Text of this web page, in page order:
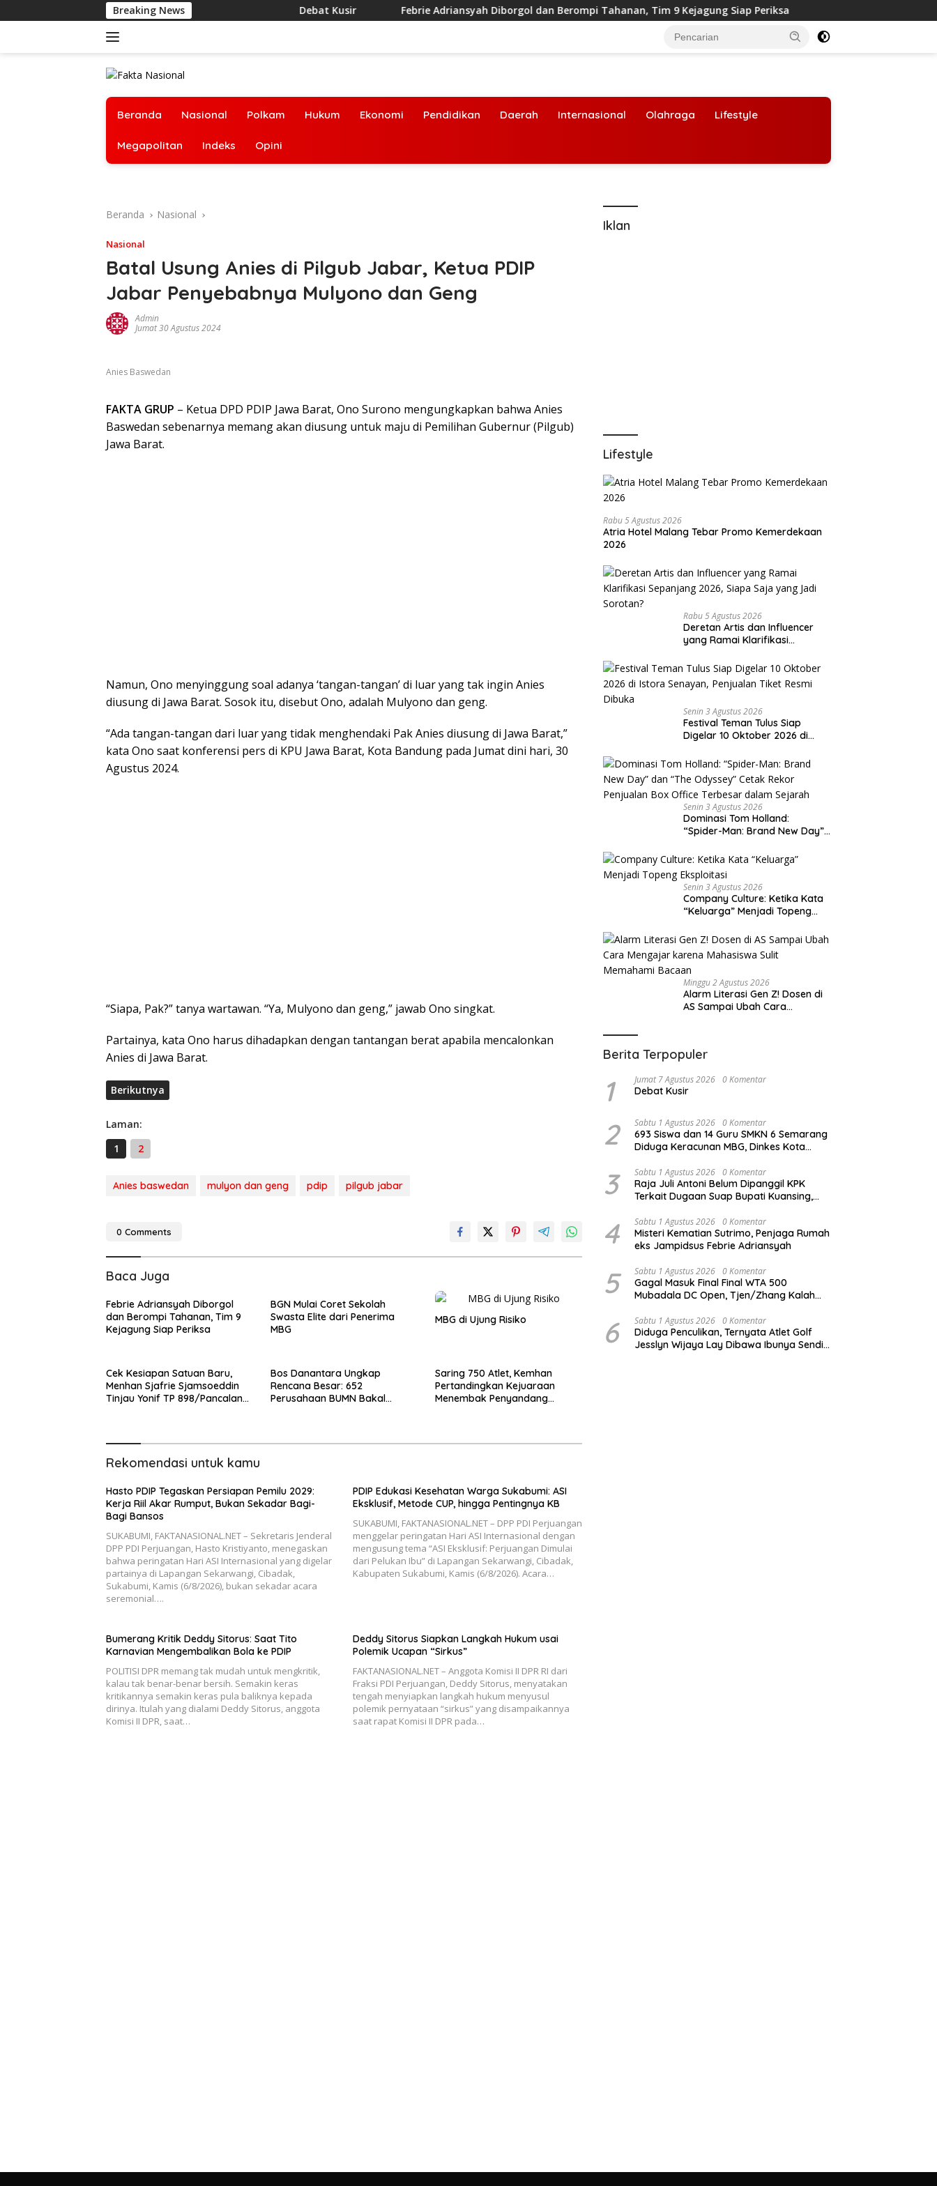
ke
Breaking News Debat Kusir Febrie Adriansyah Diborgol dan Berompi Tahanan, Tim 9 Kejagung Siap Periksa
Beranda Nasional Polkam Hukum Ekonomi Pendidikan Daerah Internasional Olahraga Lifestyle
Megapolitan Indeks Opini
Beranda Nasional
Nasional
Batal Usung Anies di Pilgub Jabar, Ketua PDIP
Jabar Penyebabnya Mulyono dan Geng
Admin
Jumat 30 Agustus 2024
Anies Baswedan
FAKTA GRUP – Ketua DPD PDIP Jawa Barat, Ono Surono mengungkapkan bahwa Anies
Baswedan sebenarnya memang akan diusung untuk maju di Pemilihan Gubernur (Pilgub)
Jawa Barat.
Namun, Ono menyinggung soal adanya ‘tangan-tangan’ di luar yang tak ingin Anies
diusung di Jawa Barat. Sosok itu, disebut Ono, adalah Mulyono dan geng.
“Ada tangan-tangan dari luar yang tidak menghendaki Pak Anies diusung di Jawa Barat,”
kata Ono saat konferensi pers di KPU Jawa Barat, Kota Bandung pada Jumat dini hari, 30
Agustus 2024.
“Siapa, Pak?” tanya wartawan. “Ya, Mulyono dan geng,” jawab Ono singkat.
Partainya, kata Ono harus dihadapkan dengan tantangan berat apabila mencalonkan
Anies di Jawa Barat.
Berikutnya
Laman:
1
2
Anies baswedan mulyon dan geng pdip pilgub jabar
0 Comments
Baca Juga
Febrie Adriansyah Diborgol
dan Berompi Tahanan, Tim 9
Kejagung Siap Periksa
BGN Mulai Coret Sekolah
Swasta Elite dari Penerima
MBG
MBG di Ujung Risiko
Cek Kesiapan Satuan Baru,
Menhan Sjafrie Sjamsoeddin
Tinjau Yonif TP 898/Pancalang
Bos Danantara Ungkap
Rencana Besar: 652
Perusahaan BUMN Bakal
Saring 750 Atlet, Kemhan
Pertandingkan Kejuaraan
Menembak Penyandang
Rekomendasi untuk kamu
Hasto PDIP Tegaskan Persiapan Pemilu 2029:
Kerja Riil Akar Rumput, Bukan Sekadar Bagi-
Bagi Bansos
SUKABUMI, FAKTANASIONAL.NET – Sekretaris Jenderal
DPP PDI Perjuangan, Hasto Kristiyanto, menegaskan
bahwa peringatan Hari ASI Internasional yang digelar
partainya di Lapangan Sekarwangi, Cibadak,
Sukabumi, Kamis (6/8/2026), bukan sekadar acara
seremonial….
PDIP Edukasi Kesehatan Warga Sukabumi: ASI
Eksklusif, Metode CUP, hingga Pentingnya KB
SUKABUMI, FAKTANASIONAL.NET – DPP PDI Perjuangan
menggelar peringatan Hari ASI Internasional dengan
mengusung tema “ASI Eksklusif: Perjuangan Dimulai
dari Pelukan Ibu” di Lapangan Sekarwangi, Cibadak,
Kabupaten Sukabumi, Kamis (6/8/2026). Acara…
Bumerang Kritik Deddy Sitorus: Saat Tito
Karnavian Mengembalikan Bola ke PDIP
POLITISI DPR memang tak mudah untuk mengkritik,
kalau tak benar-benar bersih. Semakin keras
kritikannya semakin keras pula baliknya kepada
dirinya. Itulah yang dialami Deddy Sitorus, anggota
Komisi II DPR, saat…
Deddy Sitorus Siapkan Langkah Hukum usai
Polemik Ucapan “Sirkus”
FAKTANASIONAL.NET – Anggota Komisi II DPR RI dari
Fraksi PDI Perjuangan, Deddy Sitorus, menyatakan
tengah menyiapkan langkah hukum menyusul
polemik pernyataan “sirkus” yang disampaikannya
saat rapat Komisi II DPR pada…
Iklan
Lifestyle
Rabu 5 Agustus 2026
Atria Hotel Malang Tebar Promo Kemerdekaan
2026
Rabu 5 Agustus 2026
Deretan Artis dan Influencer
yang Ramai Klarifikasi
yang Jadi Sorotan?
Senin 3 Agustus 2026
Festival Teman Tulus Siap
Digelar 10 Oktober 2026 di
Resmi Dibuka
Senin 3 Agustus 2026
Dominasi Tom Holland:
“Spider-Man: Brand New Day”
Rekor Penjualan Box Office
Terbesar dalam Sejarah
Senin 3 Agustus 2026
Company Culture: Ketika Kata
“Keluarga” Menjadi Topeng
Minggu 2 Agustus 2026
Alarm Literasi Gen Z! Dosen di
AS Sampai Ubah Cara
Berita Terpopuler
1 Jumat 7 Agustus 2026 0 Komentar
Debat Kusir
2 Sabtu 1 Agustus 2026 0 Komentar
693 Siswa dan 14 Guru SMKN 6 Semarang
Diduga Keracunan MBG, Dinkes Kota
Diselidiki
3 Sabtu 1 Agustus 2026 0 Komentar
Raja Juli Antoni Belum Dipanggil KPK
Terkait Dugaan Suap Bupati Kuansing,
Tidak
4 Sabtu 1 Agustus 2026 0 Komentar
Misteri Kematian Sutrimo, Penjaga Rumah
eks Jampidsus Febrie Adriansyah
5 Sabtu 1 Agustus 2026 0 Komentar
Gagal Masuk Final Final WTA 500
Mubadala DC Open, Tjen/Zhang Kalah
Jumat Malam
6 Sabtu 1 Agustus 2026 0 Komentar
Diduga Penculikan, Ternyata Atlet Golf
Jesslyn Wijaya Lay Dibawa Ibunya Sendiri